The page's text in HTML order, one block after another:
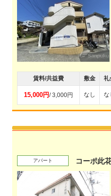
賃料/共益費 敷金 礼
15,000円/ 3,000円 なし な
アパート コーポ此